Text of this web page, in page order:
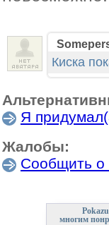
Киска
Я
Жалобы:
Сообщить о
многим